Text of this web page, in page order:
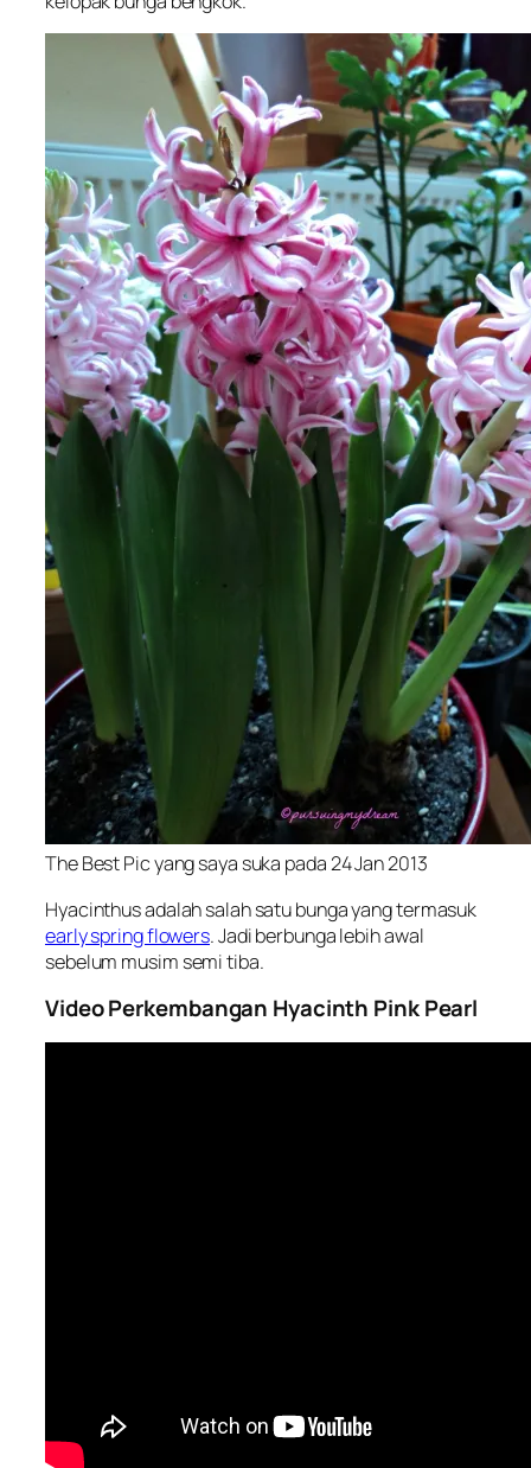
The Best Pic yang saya suka pada 24 Jan 2013
Hyacinthus adalah salah satu bunga yang termasuk
early spring flowers. Jadi berbunga lebih awal
sebelum musim semi tiba.
Video Perkembangan Hyacinth Pink Pearl